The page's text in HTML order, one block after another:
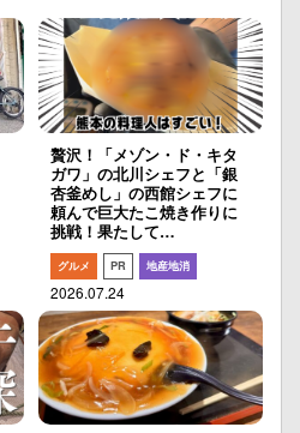
贅沢！「メゾン・ド・キタ
ガワ」の北川シェフと「銀
杏釜めし」の西館シェフに
頼んで巨大たこ焼き作りに
挑戦！果たして…
グルメ PR 地産地消
2026.07.24